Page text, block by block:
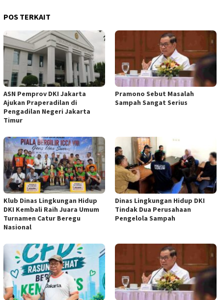
POS TERKAIT
ASN Pemprov DKI Jakarta
Ajukan Praperadilan di
Pengadilan Negeri Jakarta
Timur
Pramono Sebut Masalah
Sampah Sangat Serius
Klub Dinas Lingkungan Hidup
DKI Kembali Raih Juara Umum
Turnamen Catur Beregu
Nasional
Dinas Lingkungan Hidup DKI
Tindak Dua Perusahaan
Pengelola Sampah